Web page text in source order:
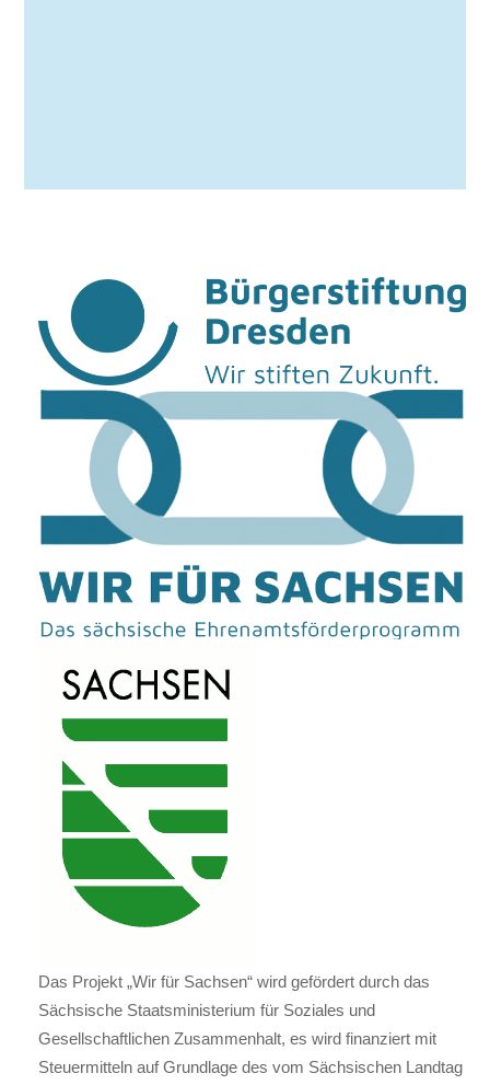
Das Projekt „Wir für Sachsen“ wird gefördert durch das
Sächsische Staatsministerium für Soziales und
Gesellschaftlichen Zusammenhalt, es wird finanziert mit
Steuermitteln auf Grundlage des vom Sächsischen Landtag